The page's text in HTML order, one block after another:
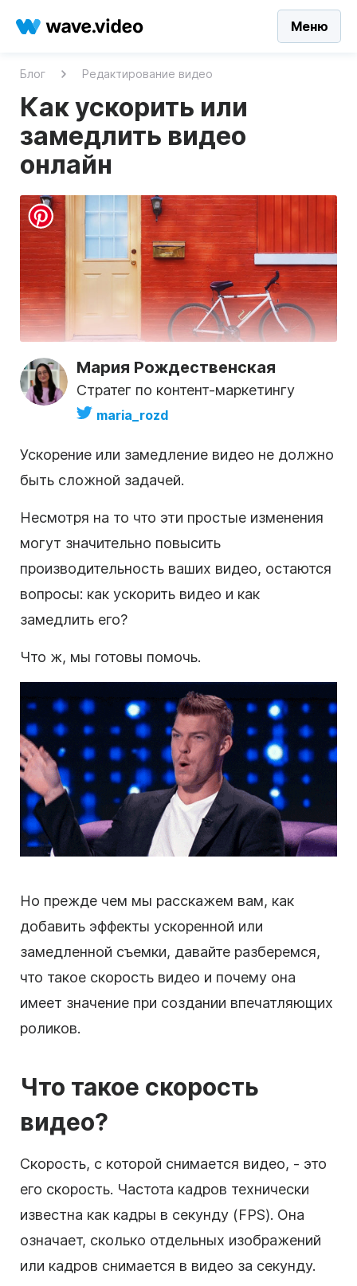
Меню
Блог Редактирование видео
Как ускорить или
замедлить видео
онлайн
Мария Рождественская
Стратег по контент-маркетингу
maria_rozd
Ускорение или замедление видео не должно
быть сложной задачей.
Несмотря на то что эти простые изменения
могут значительно повысить
производительность ваших видео, остаются
вопросы: как ускорить видео и как
замедлить его?
Что ж, мы готовы помочь.
Но прежде чем мы расскажем вам, как
добавить эффекты ускоренной или
замедленной съемки, давайте разберемся,
что такое скорость видео и почему она
имеет значение при создании впечатляющих
роликов.
Что такое скорость
видео?
Скорость, с которой снимается видео, - это
его скорость. Частота кадров технически
известна как кадры в секунду (FPS). Она
означает, сколько отдельных изображений
или кадров снимается в видео за секунду.